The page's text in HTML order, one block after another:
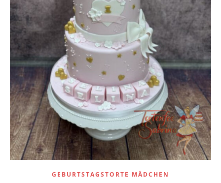
GEBURTSTAGSTORTE MÄDCHEN